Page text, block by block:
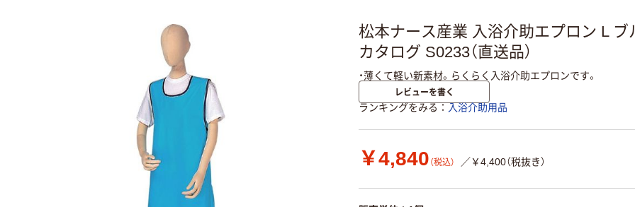
松本ナース産業 入浴介助エプロン L
カタログ S0233（直送品）
・薄くて軽い新素材。らくらく入浴介助エプロンです。
レビューを書く
ランキングをみる 入浴介助用品
￥4,840 （税込） ／￥4,400（税抜き）